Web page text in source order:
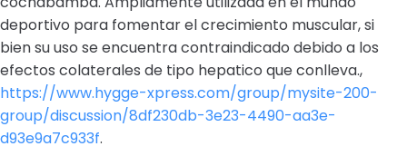
deportivo para fomentar el crecimiento muscular, si
bien su uso se encuentra contraindicado debido a los
efectos colaterales de tipo hepatico que conlleva.,
https://www.hygge-xpress.com/group/mysite-200-
group/discussion/8df230db-3e23-4490-aa3e-
d93e9a7c933f.